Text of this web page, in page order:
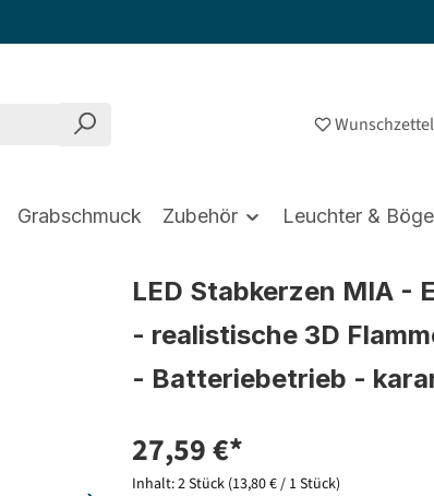
Wunschzettel
Grabschmuck Zubehör Leuchter &
LED Stabkerzen MIA -
- realistische 3D
- Batteriebetrieb -
27,59 €*
Inhalt:2 Stück (13,80 € / 1 Stück)